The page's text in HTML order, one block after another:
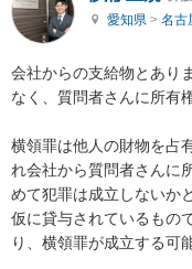
愛知県 > 名古
会社からの支給物とあり
なく、質問者さんに所有
横領罪は他人の財物を占
れ会社から質問者さんに
めて犯罪は成立しないか
仮に貸与されているもの
り、横領罪が成立する可